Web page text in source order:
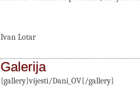
Ivan Lotar
Galerija
{gallery}vijesti/Dani_OV{/gallery}